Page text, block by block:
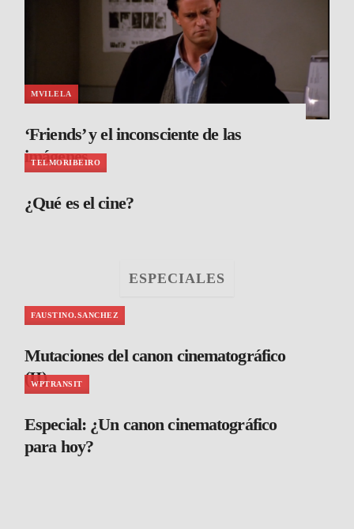
MVILELA
‘Friends’ y el inconsciente de las
imágenes
TELMORIBEIRO
¿Qué es el cine?
ESPECIALES
FAUSTINO.SANCHEZ
Mutaciones del canon cinematográfico
(II)
WPTRANSIT
Especial: ¿Un canon cinematográfico
para hoy?